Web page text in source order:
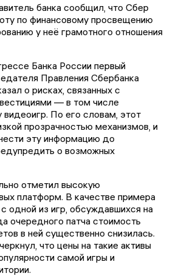
банка сообщил, что Сбер
по финансовому просвещению
у неё грамотного отношения
Банка России первый
Правления Сбербанка
о рисках, связанных с
— в том числе
По его словам, этот
прозрачностью механизмов, и
эту информацию до
о возможных
отметил высокую
платформ. В качестве примера
одной из игр, обсуждавшихся на
очередного патча стоимость
в ней существенно снизилась.
что цены на такие активы
самой игры и